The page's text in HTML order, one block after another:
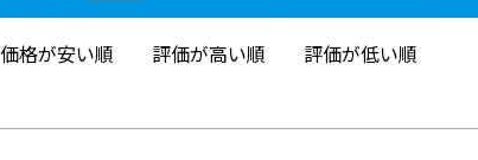
価格が安い順 評価が高い順 評価が低い順